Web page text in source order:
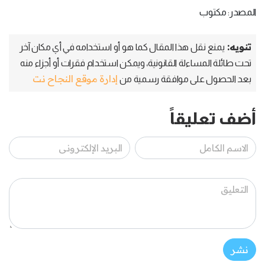
المصدر: مكتوب
تنويه: يمنع نقل هذا المقال كما هو أو استخدامه في أي مكان آخر
تحت طائلة المساءلة القانونية، ويمكن استخدام فقرات أو أجزاء منه
بعد الحصول على موافقة رسمية من إدارة موقع النجاح نت
أضف تعليقاً
نشر